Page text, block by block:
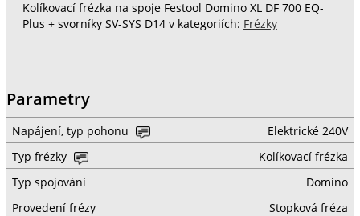
Kolíkovací frézka na spoje Festool Domino XL DF 700 EQ-
Plus + svorníky SV-SYS D14 v kategoriích: Frézky
Parametry
Napájení, typ pohonu
Elektrické 240V
Typ frézky
Kolíkovací frézka
Typ spojování
Domino
Provedení frézy
Stopková fréza